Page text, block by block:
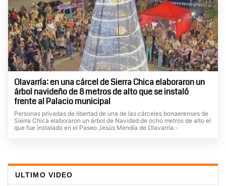
Olavarría: en una cárcel de Sierra Chica elaboraron un
árbol navideño de 8 metros de alto que se instaló
frente al Palacio municipal
Personas privadas de libertad de una de las cárceles bonaerenses de
Sierra Chica elaboraron un árbol de Navidad de ocho metros de alto el
que fue instalado en el Paseo Jesús Mendía de Olavarría.-
ULTIMO VIDEO